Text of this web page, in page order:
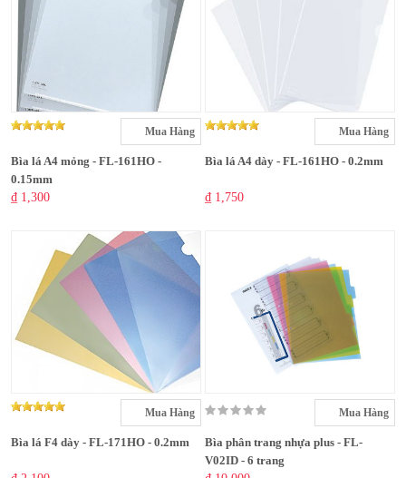
Mua Hàng
Bìa lá A4 mỏng - FL-161HO -
0.15mm
₫ 1,300
Mua Hàng
Bìa lá A4 dày - FL-161HO - 0.2mm
₫ 1,750
Mua Hàng
Bìa lá F4 dày - FL-171HO - 0.2mm
Mua Hàng
Bìa phân trang nhựa plus - FL-
V02ID - 6 trang